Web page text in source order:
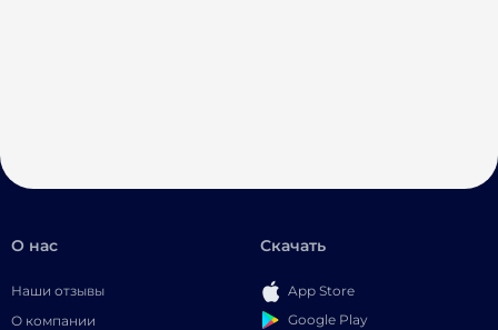
О нас
Наши отзывы
О компании
Скачать
App Store
Google Play